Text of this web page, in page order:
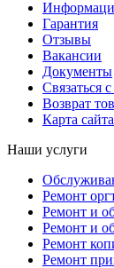
Гарантия
Отзывы
Вакансии
Документы
Связаться
Возврат
Карта сайта
Наши услуги
Ремонт
Ремонт и
Ремонт и
Ремонт
Ремонт